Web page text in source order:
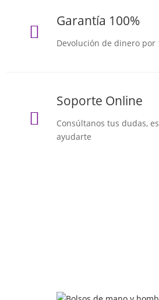

Garantía 100%
Devolución de dinero por

Soporte Online
Consúltanos tus dudas,
ayudarte